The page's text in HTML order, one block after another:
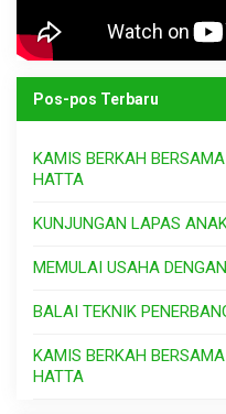
Pos-pos Terbaru
KAMIS BERKAH
HATTA
KUNJUNGAN LAPAS
MEMULAI USAHA
BALAI TEKNIK
KAMIS BERKAH
HATTA